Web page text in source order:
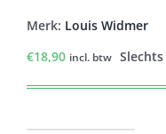
Merk: Louis Widmer
€18,90 incl. btw